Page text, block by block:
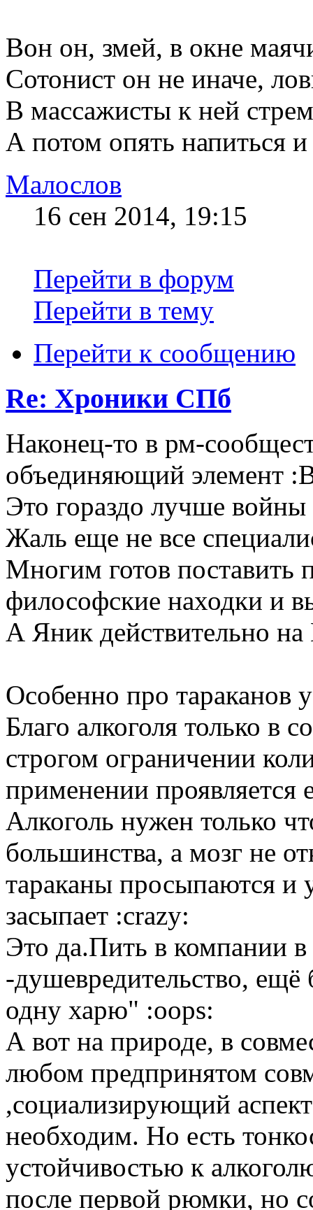
Вон он, змей, в окне
Сотонист он не иначе,
В массажисты к ней
А потом опять напиться
Малослов
16 сен 2014, 19:15
Перейти в форум
Перейти в тему
Перейти к сообщению
Re: Хроники СПб
Наконец-то в рм-
объединяющий элемент
Это гораздо лучше войны
Жаль еще не все
Многим готов поставить
философские находки и
А Яник действительно
Особенно про тараканов
Благо алкоголя только в
строгом ограничении
применении проявляется
Алкоголь нужен только
большинства, а мозг не
тараканы просыпаются и
засыпает :crazy:
Это да.Пить в компании
-душевредительство,
одну харю" :oops:
А вот на природе, в
любом предпринятом
,социализирующий
необходим. Но есть
устойчивостью к
после первой рюмки, но